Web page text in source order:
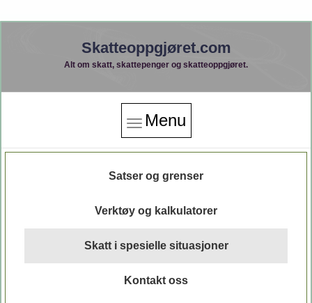
Skatteoppgjøret.com
Alt om skatt, skattepenger og skatteoppgjøret.
Menu
Satser og grenser
Verktøy og kalkulatorer
Skatt i spesielle situasjoner
Kontakt oss